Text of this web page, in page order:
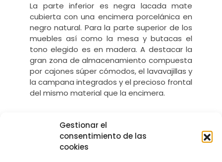
Gestionar el
consentimiento de las
cookies
La parte inferior es negra lacada mate
cubierta con una encimera porcelánica en
negro natural. Para la parte superior de los
muebles así como la mesa y butacas el
tono elegido es en madera. A destacar la
gran zona de almacenamiento compuesta
por cajones súper cómodos, el lavavajillas y
la campana integrados y el precioso frontal
del mismo material que la encimera.